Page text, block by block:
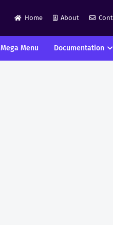
Home About
Mega Menu Documentation